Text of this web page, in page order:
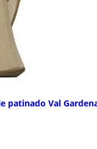
patinado Val